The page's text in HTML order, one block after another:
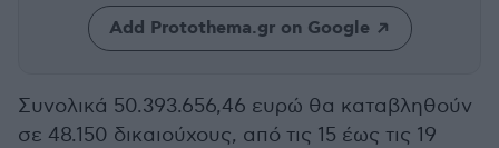
Add Protothema.gr on Google
Συνολικά 50.393.656,46 ευρώ θα καταβληθούν
σε 48.150 δικαιούχους, από τις 15 έως τις 19